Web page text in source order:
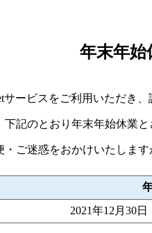
年末年始
サービスをご利用いただき
下記のとおり年末年始休業
・ご迷惑をおかけいたしま
2021年12月30